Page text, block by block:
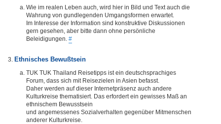
Wie im realen Leben auch, wird hier in Bild und Text auch die
Wahrung von gundlegenden Umgangsformen erwartet.
Im Interesse der Information sind konstruktive Diskussionen
gern gesehen, aber bitte dann ohne persönliche
Beleidigungen. #
Ethnisches Bewußtsein
TUK TUK Thailand Reisetipps ist ein deutschsprachiges
Forum, dass sich mit Reisezielen in Asien befasst.
Daher werden auf dieser Internetpräsenz auch andere
Kulturkreise thematisiert. Das erfordert ein gewisses Maß an
ethnischem Bewusstsein
und angemessenes Sozialverhalten gegenüber Mitmenschen
anderer Kulturkreise.